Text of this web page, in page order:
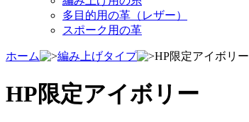
多目的用の革（レザー）
スポーク用の革
ホーム 編み上げタイプ HP限定アイボリー
HP限定アイボリー